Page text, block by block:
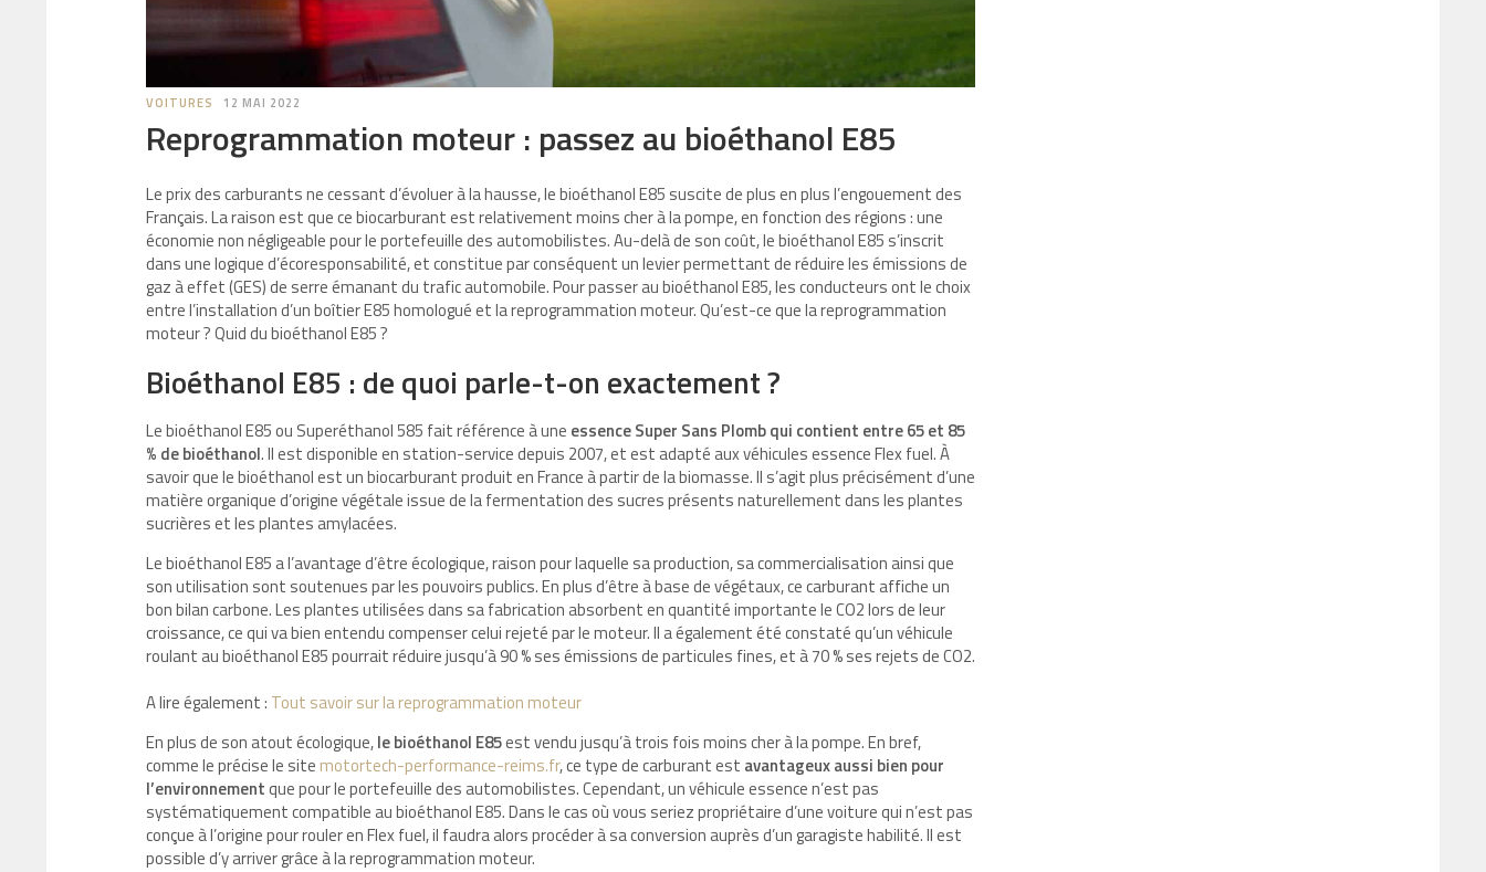
VOITURES 12 MAI 2022
Reprogrammation moteur : passez au bioéthanol E85
Le prix des carburants ne cessant d’évoluer à la hausse, le bioéthanol E85 suscite de plus en plus l’engouement des
Français. La raison est que ce biocarburant est relativement moins cher à la pompe, en fonction des régions : une
économie non négligeable pour le portefeuille des automobilistes. Au-delà de son coût, le bioéthanol E85 s’inscrit
dans une logique d’écoresponsabilité, et constitue par conséquent un levier permettant de réduire les émissions de
gaz à effet (GES) de serre émanant du trafic automobile. Pour passer au bioéthanol E85, les conducteurs ont le choix
entre l’installation d’un boîtier E85 homologué et la reprogrammation moteur. Qu’est-ce que la reprogrammation
moteur ? Quid du bioéthanol E85 ?
Bioéthanol E85 : de quoi parle-t-on exactement ?
Le bioéthanol E85 ou Superéthanol 585 fait référence à une essence Super Sans Plomb qui contient entre 65 et 85
% de bioéthanol. Il est disponible en station-service depuis 2007, et est adapté aux véhicules essence Flex fuel. À
savoir que le bioéthanol est un biocarburant produit en France à partir de la biomasse. Il s’agit plus précisément d’une
matière organique d’origine végétale issue de la fermentation des sucres présents naturellement dans les plantes
sucrières et les plantes amylacées.
Le bioéthanol E85 a l’avantage d’être écologique, raison pour laquelle sa production, sa commercialisation ainsi que
son utilisation sont soutenues par les pouvoirs publics. En plus d’être à base de végétaux, ce carburant affiche un
bon bilan carbone. Les plantes utilisées dans sa fabrication absorbent en quantité importante le CO2 lors de leur
croissance, ce qui va bien entendu compenser celui rejeté par le moteur. Il a également été constaté qu’un véhicule
roulant au bioéthanol E85 pourrait réduire jusqu’à 90 % ses émissions de particules fines, et à 70 % ses rejets de CO2.
A lire également : Tout savoir sur la reprogrammation moteur
En plus de son atout écologique,le bioéthanol E85est vendu jusqu’à trois fois moins cher à la pompe. En bref,
comme le précise le site motortech-performance-reims.fr, ce type de carburant est avantageux aussi bien pour
l’environnementque pour le portefeuille des automobilistes. Cependant, un véhicule essence n’est pas
systématiquement compatible au bioéthanol E85. Dans le cas où vous seriez propriétaire d’une voiture qui n’est pas
conçue à l’origine pour rouler en Flex fuel, il faudra alors procéder à sa conversion auprès d’un garagiste habilité. Il est
possible d’y arriver grâce à la reprogrammation moteur.